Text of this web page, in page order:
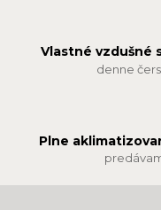
Vlastné vzdušné
denne
Plne